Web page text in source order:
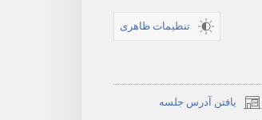
تنظیمات ظاهری
یافتن آدرس جلسه
(پنجره‌ای